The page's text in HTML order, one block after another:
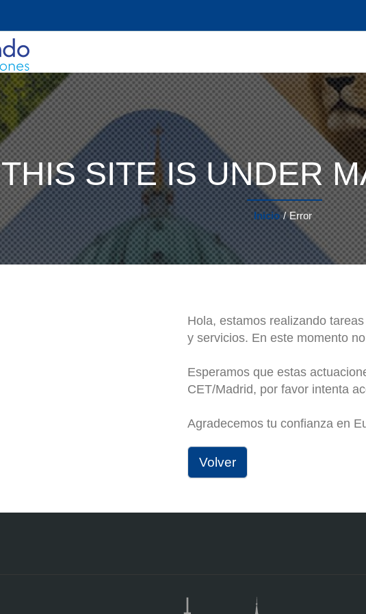
THIS SITE IS UNDER
Inicio / Error
Hola, estamos realizando
y servicios. En este momento
Esperamos que estas
CET/Madrid, por favor intenta
Agradecemos tu confianza en
Volver